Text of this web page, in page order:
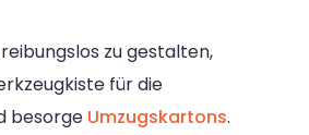
reibungslos zu gestalten,
für die
besorge Umzugskartons.